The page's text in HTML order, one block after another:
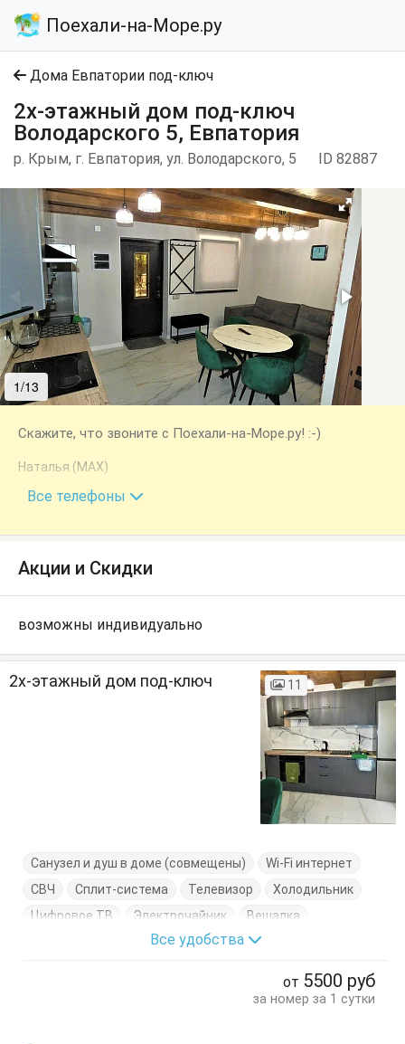
Поехали-на-Море.ру
Дома Евпатории под-ключ
2х-этажный дом под-ключ
Володарского 5, Евпатория
р. Крым, г. Евпатория, ул. Володарского, 5 ID 82887
1/13
Скажите, что звоните с Поехали-на-Море.ру! :-)
Наталья (МАХ)
+7 (919) 139-26-14
Все телефоны
Акции и Скидки
возможны индивидуально
2х-этажный дом под-ключ 11
Санузел и душ в доме (совмещены)
Wi-Fi интернет
СВЧ
Сплит-система Телевизор
Холодильник
Цифровое ТВ
Электрочайник
Вешалка
Кресло-кровать
Стулья
Все удобства
от 5500 руб
за номер за 1 сутки